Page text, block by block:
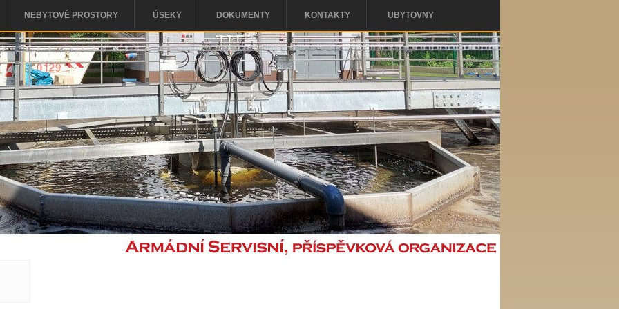
NEBYTOVÉ PROSTORY ÚSEKY DOKUMENTY KONTAKTY UBYTOVNY